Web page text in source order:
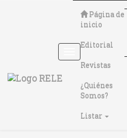
Página de
inicio
Editorial
Revistas
¿Quiénes
Somos?
Listar